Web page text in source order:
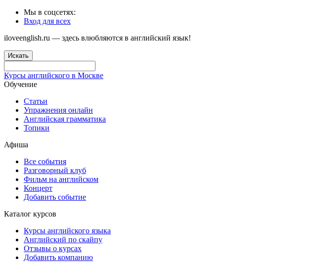
Мы в соцсетях:
Вход для всех
iloveenglish.ru — здесь влюбляются в английский язык!
Искать
Курсы английского в Москве
Обучение
Статьи
Упражнения онлайн
Английская грамматика
Топики
Афиша
Все события
Разговорный клуб
Фильм на английском
Концерт
Добавить событие
Каталог курсов
Курсы английского языка
Английский по скайпу
Отзывы о курсах
Добавить компанию